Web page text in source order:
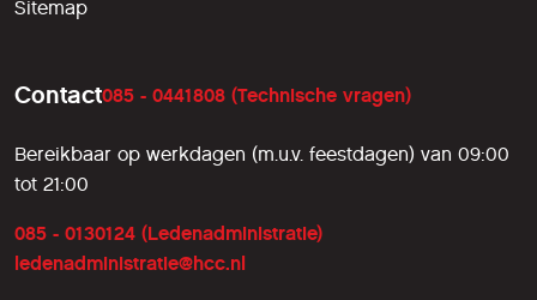
Sitemap
Contact085 - 0441808 (Technische vragen)
Bereikbaar op werkdagen (m.u.v. feestdagen) van 09:00
tot 21:00
085 - 0130124 (Ledenadministratie)
ledenadministratie@hcc.nl